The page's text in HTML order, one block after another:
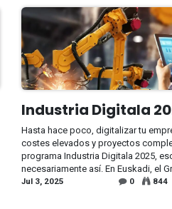
Industria Digitala
Hasta hace poco, digitalizar tu
costes elevados y proyectos
programa Industria Digitala 2025,
necesariamente así. En Euskadi, el
Jul 3, 2025 0 844